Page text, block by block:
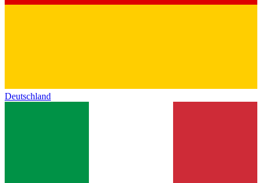
Deutschland